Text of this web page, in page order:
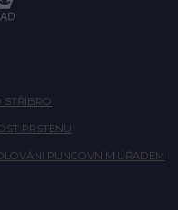
STŘÍBRO
PRSTENU
PUNCOVNÍM ÚŘADEM